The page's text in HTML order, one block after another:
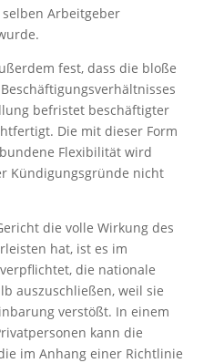
Arbeitgeber
fest, dass die bloße
befristet beschäftigter
Die mit dieser Form
Flexibilität wird
Kündigungsgründe nicht
die volle Wirkung des
hat, ist es im
die nationale
auszuschließen, weil sie
verstößt. In einem
kann die
im Anhang einer Richtlinie